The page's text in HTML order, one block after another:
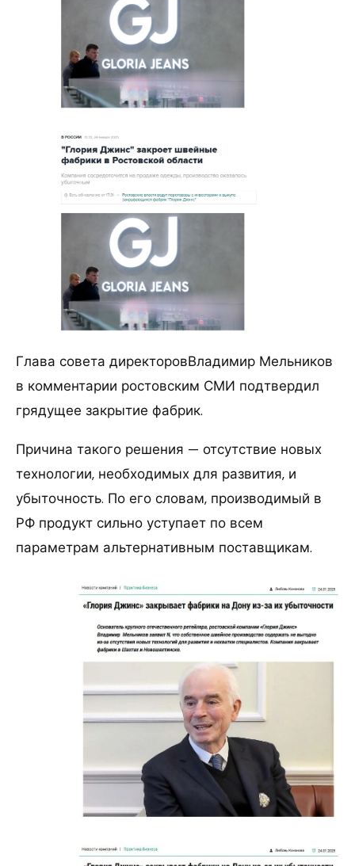
Глава совета директоровВладимир Мельников
в комментарии ростовским СМИ подтвердил
грядущее закрытие фабрик.
Причина такого решения — отсутствие новых
технологии, необходимых для развития, и
убыточность. По его словам, производимый в
РФ продукт сильно уступает по всем
параметрам альтернативным поставщикам.